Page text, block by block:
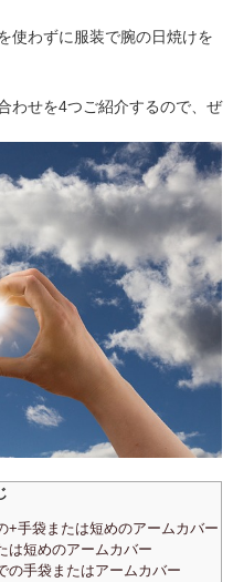
使わずに服装で腕の日焼けを
わせを4つご紹介するので、ぜ
手袋または短めのアームカバー
短めのアームカバー
手袋またはアームカバー